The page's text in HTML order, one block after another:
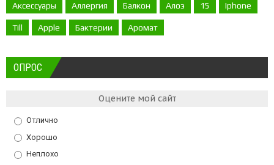
Аксессуары Аллергия Балкон Алоэ 15 Iphone
Till Apple Бактерии Аромат
ОПРОС
Оцените мой сайт
Отлично
Хорошо
Неплохо